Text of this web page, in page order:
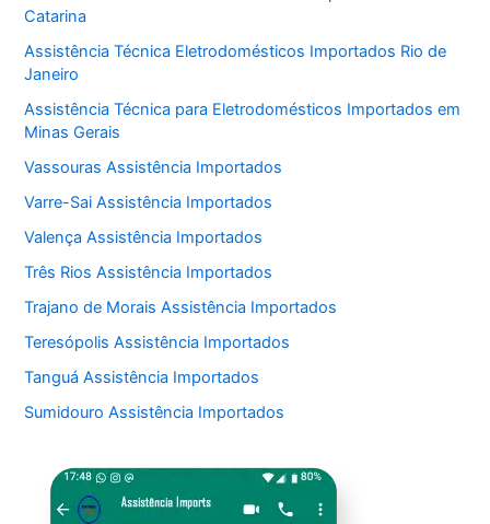
Catarina
Assistência Técnica Eletrodomésticos Importados Rio de
Janeiro
Assistência Técnica para Eletrodomésticos Importados em
Minas Gerais
Vassouras Assistência Importados
Varre-Sai Assistência Importados
Valença Assistência Importados
Três Rios Assistência Importados
Trajano de Morais Assistência Importados
Teresópolis Assistência Importados
Tanguá Assistência Importados
Sumidouro Assistência Importados